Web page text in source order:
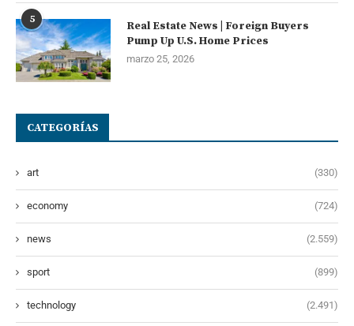
5
Real Estate News | Foreign Buyers
Pump Up U.S. Home Prices
marzo 25, 2026
CATEGORÍAS
art (330)
economy (724)
news (2.559)
sport (899)
technology (2.491)